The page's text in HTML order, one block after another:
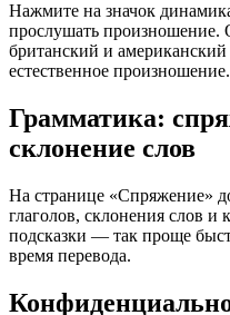
Нажмите на значок
прослушать произношение.
британский и американский
естественное произношение.
Грамматика:
склонение слов
На странице «Спряжение»
глаголов, склонения слов и
подсказки — так проще
время перевода.